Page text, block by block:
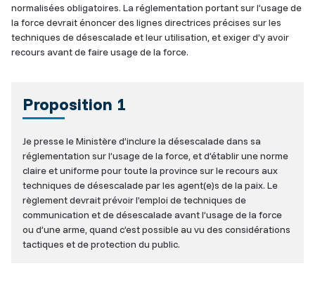
normalisées obligatoires. La réglementation portant sur l’usage de
la force devrait énoncer des lignes directrices précises sur les
techniques de désescalade et leur utilisation, et exiger d’y avoir
recours avant de faire usage de la force.
Proposition 1
Je presse le Ministère d’inclure la désescalade dans sa
réglementation sur l’usage de la force, et d’établir une norme
claire et uniforme pour toute la province sur le recours aux
techniques de désescalade par les agent(e)s de la paix. Le
règlement devrait prévoir l’emploi de techniques de
communication et de désescalade avant l’usage de la force
ou d’une arme, quand c’est possible au vu des considérations
tactiques et de protection du public.